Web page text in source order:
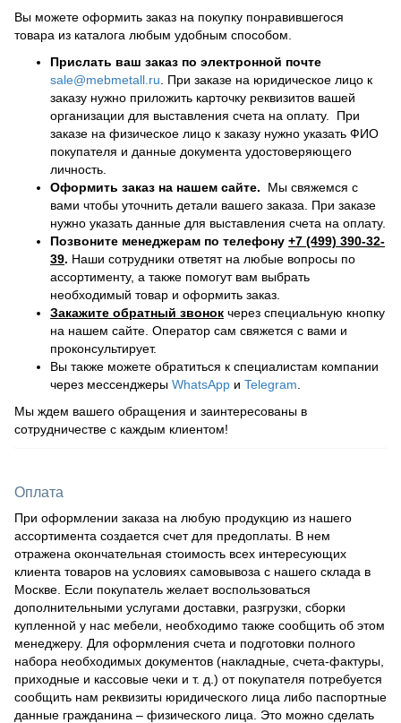
Вы можете оформить заказ на покупку понравившегося
товара из каталога любым удобным способом.
Прислать ваш заказ по электронной почте
sale@mebmetall.ru . При заказе на юридическое лицо к
заказу нужно приложить карточку реквизитов вашей
организации для выставления счета на оплату. При
заказе на физическое лицо к заказу нужно указать ФИО
покупателя и данные документа удостоверяющего
личность.
Оформить заказ на нашем сайте. Мы свяжемся с
вами чтобы уточнить детали вашего заказа. При заказе
нужно указать данные для выставления счета на оплату.
Позвоните менеджерам по телефону +7 (499) 390-32-
39. Наши сотрудники ответят на любые вопросы по
ассортименту, а также помогут вам выбрать
необходимый товар и оформить заказ.
Закажите обратный звонок через специальную кнопку
на нашем сайте. Оператор сам свяжется с вами и
проконсультирует.
Вы также можете обратиться к специалистам компании
через мессенджеры WhatsApp и Telegram
Мы ждем вашего обращения и заинтересованы в
сотрудничестве с каждым клиентом!
Оплата
При оформлении заказа на любую продукцию из нашего
ассортимента создается счет для предоплаты. В нем
отражена окончательная стоимость всех интересующих
клиента товаров на условиях самовывоза с нашего склада в
Москве. Если покупатель желает воспользоваться
дополнительными услугами доставки, разгрузки, сборки
купленной у нас мебели, необходимо также сообщить об этом
менеджеру. Для оформления счета и подготовки полного
набора необходимых документов (накладные, счета-фактуры,
приходные и кассовые чеки и т. д.) от покупателя потребуется
сообщить нам реквизиты юридического лица либо паспортные
данные гражданина – физического лица. Это можно сделать